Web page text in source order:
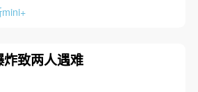
致两人遇难